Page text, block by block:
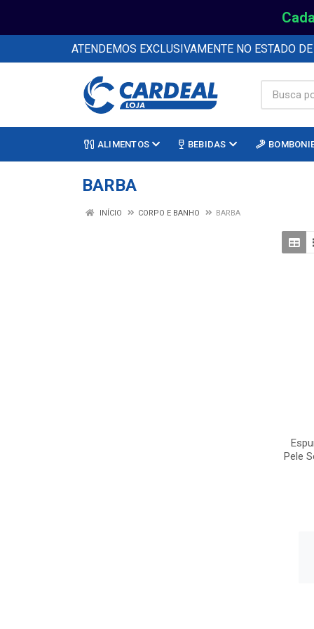
ATENDEMOS EXCLUSIVAMENTE NO ESTADO
ALIMENTOS BEBIDAS
BARBA
INÍCIO CORPO E BANHO BARBA
Pele